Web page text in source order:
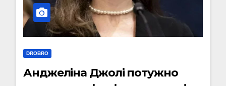
DROBRO
Анджеліна Джолі потужно